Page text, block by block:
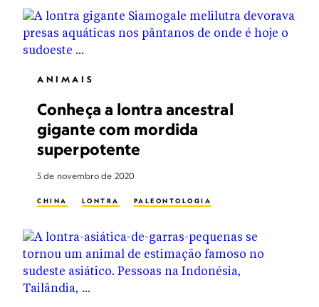
ANIMAIS
Conheça a lontra ancestral
gigante com mordida
superpotente
5 de novembro de 2020
CHINA LONTRA PALEONTOLOGIA